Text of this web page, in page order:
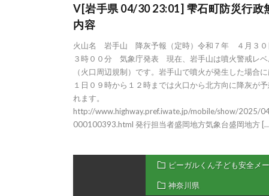
V[岩手県 04/30 23:01] 雫石町防災行政
内容
火山名 岩手山 降灰予報（定時）令和７年 ４月３０
３時００分 気象庁発表 現在、岩手山は噴火警戒レベ
（火口周辺規制）です。岩手山で噴火が発生した場合に
１日０９時から１２時までは火口から北方向に降灰が予
れます。
http://www.highway.pref.iwate.jp/mobile/show/2025/
000100393.html 発行担当者盛岡地方気象台盛岡地方
ピーガルくん子ども安全メ
神奈川県